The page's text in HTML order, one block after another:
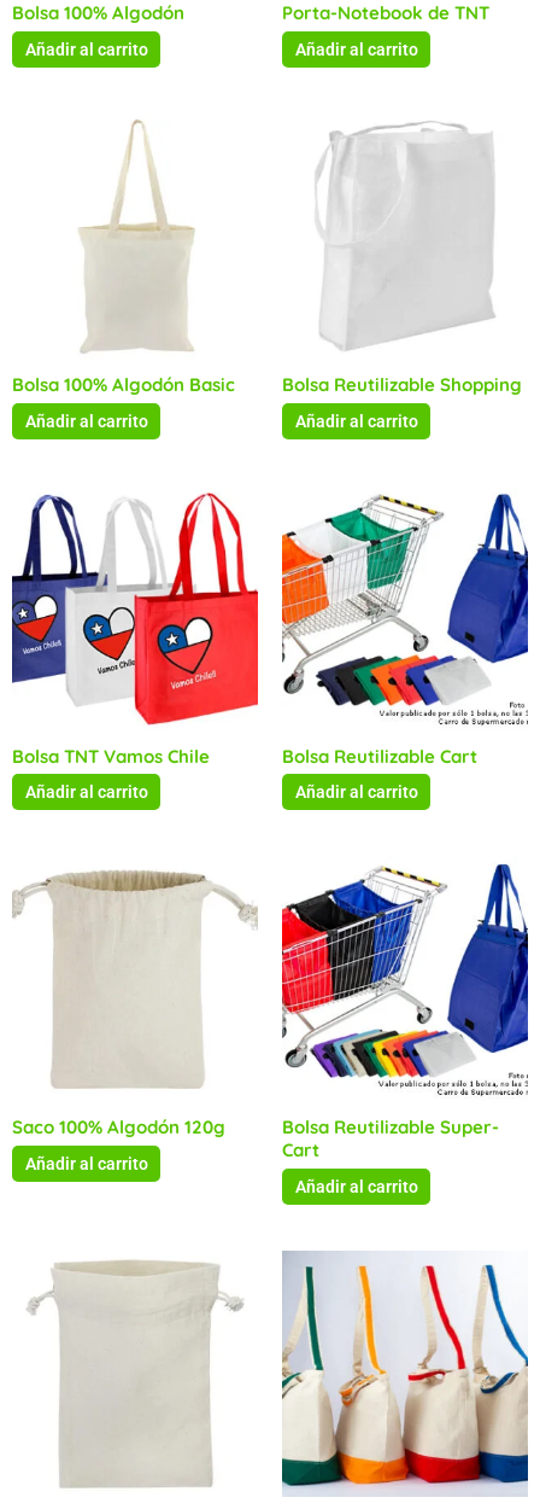
Bolsa 100% Algodón
Añadir al carrito
Porta-Notebook de TNT
Añadir al carrito
Bolsa 100% Algodón Basic
Añadir al carrito
Bolsa Reutilizable Shopping
Añadir al carrito
Bolsa TNT Vamos Chile
Añadir al carrito
Bolsa Reutilizable Cart
Añadir al carrito
Saco 100% Algodón 120g
Añadir al carrito
Bolsa Reutilizable Super-
Cart
Añadir al carrito